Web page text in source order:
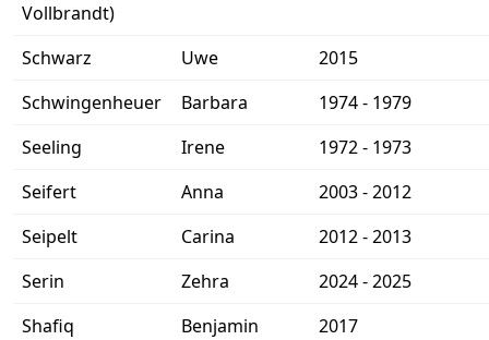
Vollbrandt)
Schwarz Uwe
2015
Schwingenheuer
Barbara
1974 - 1979
Seeling
Irene
1972 - 1973
Seifert
Anna
2003 - 2012
Seipelt
Carina
2012 - 2013
Serin
Zehra
2024 - 2025
Shafiq
Benjamin
2017